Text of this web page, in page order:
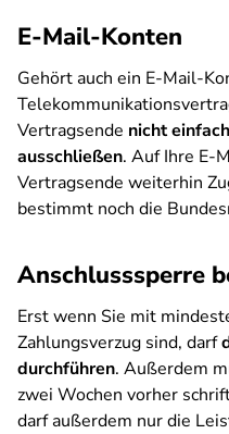
E-Mail-Konten
Gehört auch ein E-Mail-
Vertragsende nicht
ausschließen. Auf Ihre E-
Vertragsende weiterhin
bestimmt noch die
Anschlusssperre
Erst wenn Sie mit
Zahlungsverzug sind, darf
durchführen. Außerdem
zwei Wochen vorher
darf außerdem nur die